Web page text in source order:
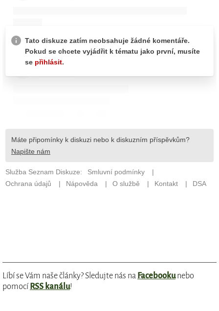
Líbí se Vám naše články? Sledujte nás na Facebookunebo
pomocíRSS kanálu!